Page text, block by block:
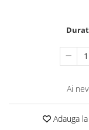
Stabilizatoare
Piese schimb
Curatare
Ai
Adauga